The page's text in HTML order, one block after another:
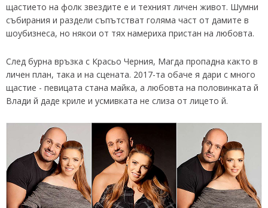
щастието на фолк звездите е и техният личен живот. Шумни
събирания и раздели съпътстват голяма част от дамите в
шоубизнеса, но някои от тях намериха пристан на любовта.
След бурна връзка с Красьо Черния, Магда пропадна както в
личен план, така и на сцената. 2017-та обаче я дари с много
щастие - певицата стана майка, а любовта на половинката й
Влади й даде криле и усмивката не слиза от лицето й.